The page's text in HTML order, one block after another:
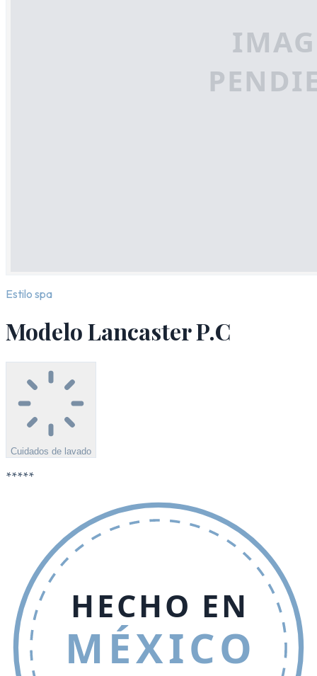
Estilo spa
Modelo Lancaster P.C
Cuidados de lavado
*****
HECHO EN
MÉXICO